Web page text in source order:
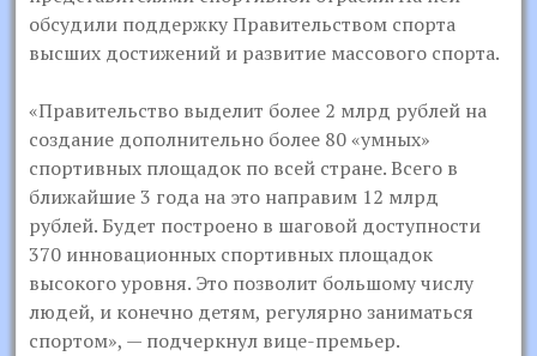
обсудили поддержку Правительством спорта
высших достижений и развитие массового спорта.
«Правительство выделит более 2 млрд рублей на
создание дополнительно более 80 «умных»
спортивных площадок по всей стране. Всего в
ближайшие 3 года на это направим 12 млрд
рублей. Будет построено в шаговой доступности
370 инновационных спортивных площадок
высокого уровня. Это позволит большому числу
людей, и конечно детям, регулярно заниматься
спортом», — подчеркнул вице-премьер.